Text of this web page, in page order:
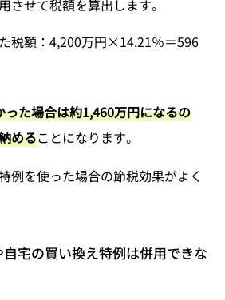
させて税額を算出します。
税額：4,200万円×14.21％＝596
た場合は約1,460万円になるの
めることになります。
例を使った場合の節税効果がよく
宅の買い換え特例は併用できな